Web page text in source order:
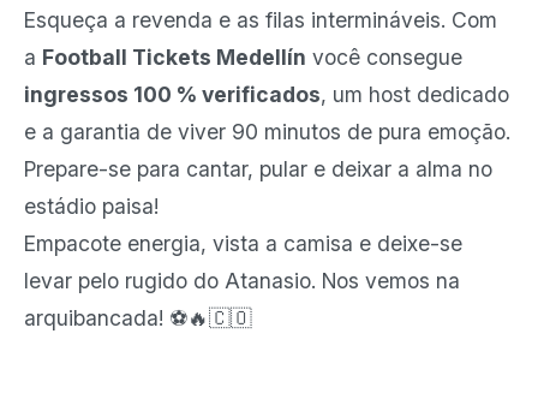
Esqueça a revenda e as filas intermináveis. Com
a Football Tickets Medellín você consegue
ingressos 100 % verificados, um host dedicado
e a garantia de viver 90 minutos de pura emoção.
Prepare-se para cantar, pular e deixar a alma no
estádio paisa!
Empacote energia, vista a camisa e deixe-se
levar pelo rugido do Atanasio. Nos vemos na
arquibancada! ⚽🔥🇨🇴